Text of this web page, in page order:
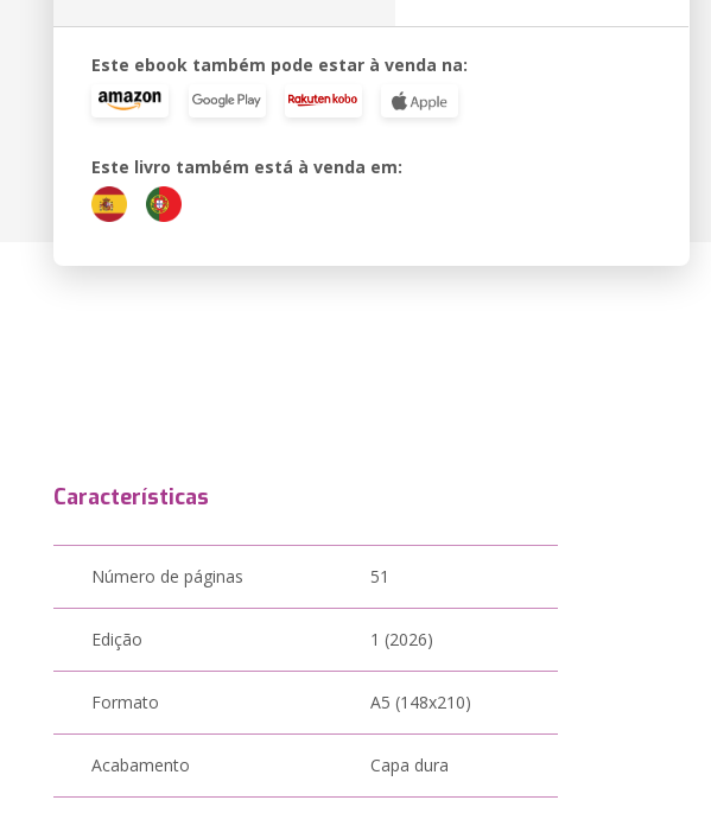
Este ebook também pode estar à venda na:
Este livro também está à venda em:
Características
Número de páginas 51
Edição 1 (2026)
Formato A5 (148x210)
Acabamento Capa dura